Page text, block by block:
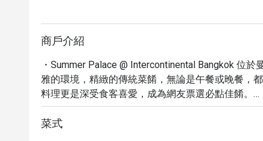
商戶介紹
・Summer Palace @ Intercontinental Bangkok 位
雅的環境，精緻的傳統菜餚，無論是午餐或晚餐，
料理更是深受食客喜愛，成為網友票選必點佳餚。
・餐廳提供多樣化的菜單，從精緻小點到豐盛主菜
餐，或是商務宴請，Summer Palace 都能提供舒適
菜式